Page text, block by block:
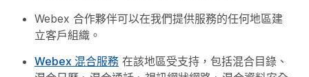
Webex 合作夥伴可以在我們提供服務的任何地區建
立客戶組織。
Webex 混合服務 在該地區受支持，包括混合目錄、